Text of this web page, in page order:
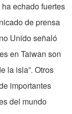
echado fuertes
de prensa
Unido señaló
en Taiwan son
la isla”. Otros
importantes
del mundo